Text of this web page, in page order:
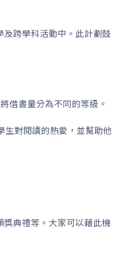
跨學科活動中。此計劃鼓
借書量分為不同的等級。
生對閱讀的熱愛，並幫助他
典禮等。大家可以藉此機